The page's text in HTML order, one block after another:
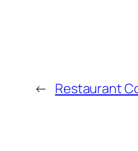
← Restaurant